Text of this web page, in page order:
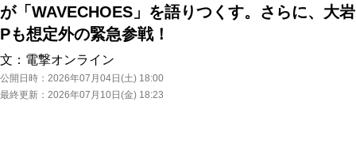
が「WAVECHOES」を語りつくす。さらに、大岩
Pも想定外の緊急参戦！
文： 電撃オンライン
公開日時： 2026年07月04日(土) 18:00
最終更新： 2026年07月10日(金) 18:23